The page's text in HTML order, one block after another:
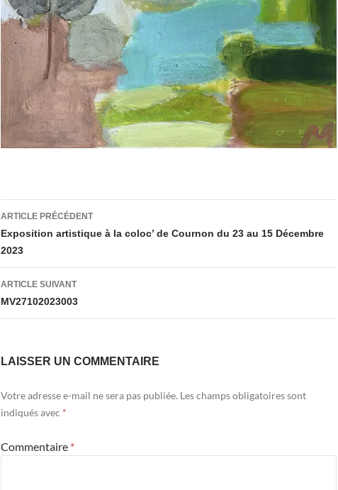
Navigation
des
articles
ARTICLE PRÉCÉDENT
Exposition artistique à la coloc’ de Cournon du 23 au 15 Décembre
2023
ARTICLE SUIVANT
MV27102023003
LAISSER UN COMMENTAIRE
Votre adresse e-mail ne sera pas publiée. Les champs obligatoires sont
indiqués avec *
Commentaire *